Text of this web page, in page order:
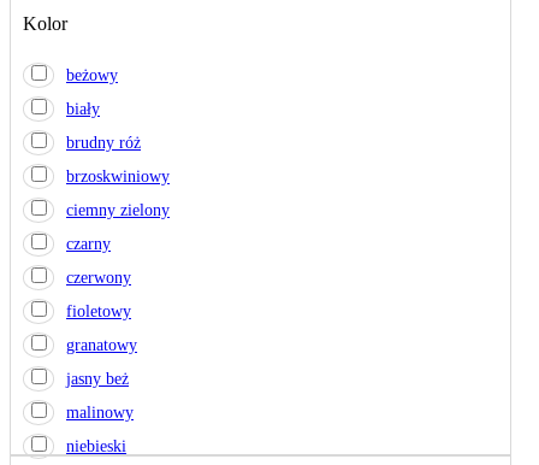
Kolor
beżowy
biały
brudny róż
brzoskwiniowy
ciemny zielony
czarny
czerwony
fioletowy
granatowy
jasny beż
malinowy
niebieski